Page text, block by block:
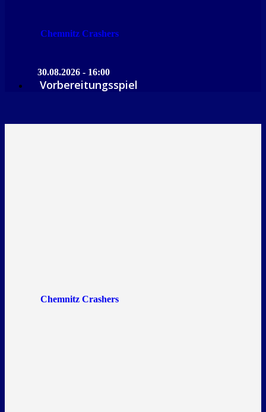
Chemnitz Crashers
30.08.2026 - 16:00
Vorbereitungsspiel
Chemnitz Crashers